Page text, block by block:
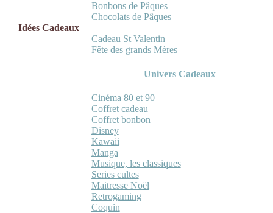
Bonbons de Pâques
Chocolats de Pâques
Idées Cadeaux
Cadeau St Valentin
Fête des grands Mères
Univers Cadeaux
Cinéma 80 et 90
Coffret cadeau
Coffret bonbon
Disney
Kawaii
Manga
Musique, les classiques
Series cultes
Maitresse Noël
Retrogaming
Coquin